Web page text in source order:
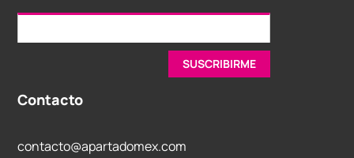
Contacto
contacto@apartadomex.com